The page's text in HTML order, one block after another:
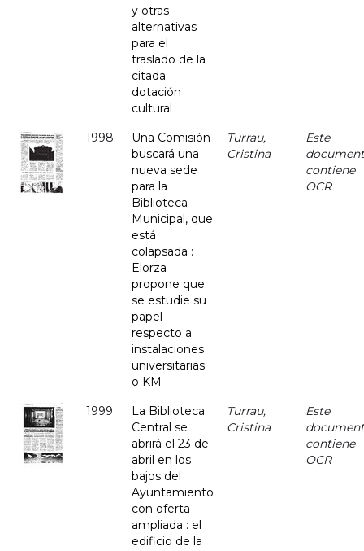
y otras
alternativas
para el
traslado de la
citada
dotación
cultural
1998
Una Comisión
buscará una
nueva sede
para la
Biblioteca
Municipal, que
está
colapsada :
Elorza
propone que
se estudie su
papel
respecto a
instalaciones
universitarias
o KM
Turrau,
Cristina
Este
contiene
OCR
1999
La Biblioteca
Central se
abrirá el 23 de
abril en los
bajos del
Ayuntamiento
con oferta
ampliada : el
edificio de la
Turrau,
Cristina
Este
contiene
OCR